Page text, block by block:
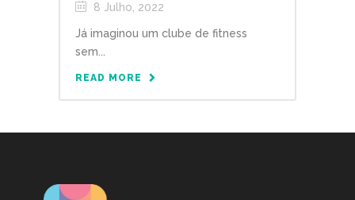
8 Julho, 2022
Já imaginou um clube de fitness
sem...
READ MORE